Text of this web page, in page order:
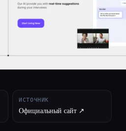
ИСТОЧНИК
Официальный сайт ↗︎